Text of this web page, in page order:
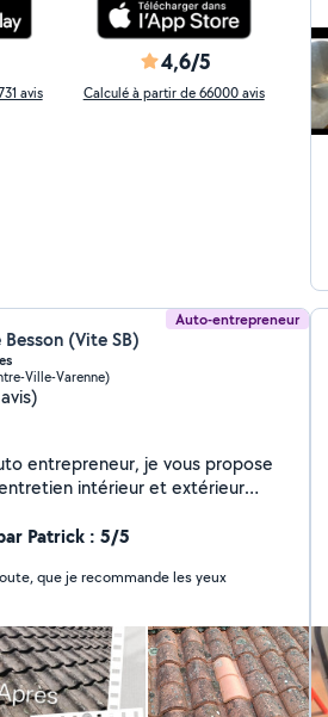
avis
4,6/5
Calculé à partir de 66000 avis
Auto-entrepreneur
Besson (Vite SB)
Ville-Varenne)
entrepreneur, je vous propose
intérieur et extérieur
le travail bien fait et privilégie
je
du crédit d'impôt service à la
Patrick : 5/5
que je recommande les yeux